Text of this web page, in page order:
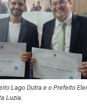
Lago Dutra e o Prefeito
Luzia.